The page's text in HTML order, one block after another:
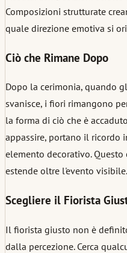
Composizioni strutturate
quale direzione emotiva si
Ciò che Rimane Dopo
Dopo la cerimonia, quando
svanisce, i fiori rimangono
la forma di ciò che è
appassire, portano il ricordo
elemento decorativo.
estende oltre l'evento visibile.
Scegliere il Fiorista
Il fiorista giusto non è
dalla percezione. Cerca